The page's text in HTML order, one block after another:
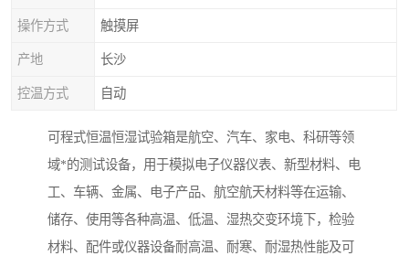
操作方式 触摸屏
产地 长沙
控温方式 自动
可程式恒温恒湿试验箱是航空、汽车、家电、科研等领
域*的测试设备，用于模拟电子仪器仪表、新型材料、电
工、车辆、金属、电子产品、航空航天材料等在运输、
储存、使用等各种高温、低温、湿热交变环境下，检验
材料、配件或仪器设备耐高温、耐寒、耐湿热性能及可